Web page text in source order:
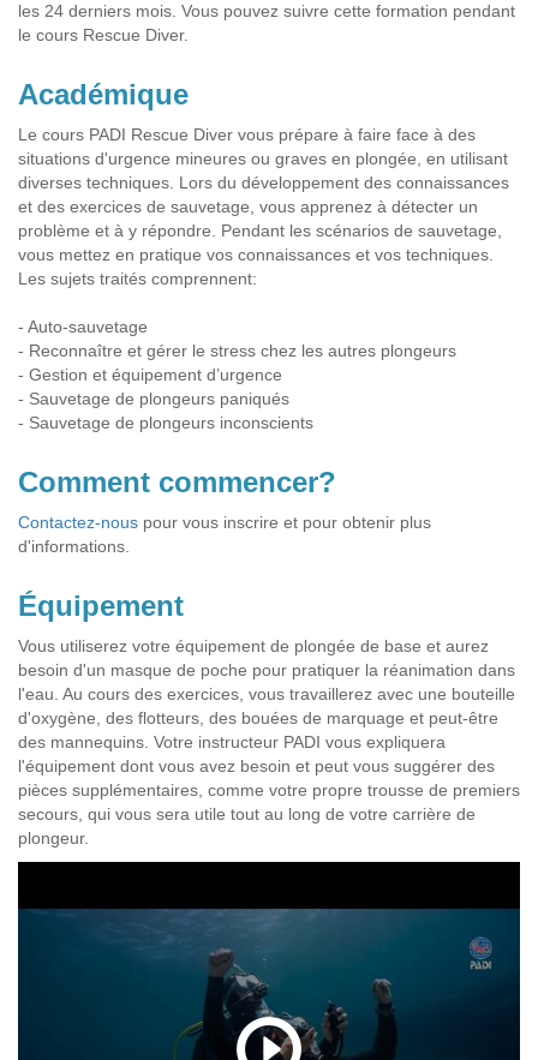
les 24 derniers mois. Vous pouvez suivre cette formation pendant
le cours Rescue Diver.
Académique
Le cours PADI Rescue Diver vous prépare à faire face à des
situations d'urgence mineures ou graves en plongée, en utilisant
diverses techniques. Lors du développement des connaissances
et des exercices de sauvetage, vous apprenez à détecter un
problème et à y répondre. Pendant les scénarios de sauvetage,
vous mettez en pratique vos connaissances et vos techniques.
Les sujets traités comprennent:
- Auto-sauvetage
- Reconnaître et gérer le stress chez les autres plongeurs
- Gestion et équipement d’urgence
- Sauvetage de plongeurs paniqués
- Sauvetage de plongeurs inconscients
Comment commencer?
Contactez-nous pour vous inscrire et pour obtenir plus
d'informations.
Équipement
Vous utiliserez votre équipement de plongée de base et aurez
besoin d'un masque de poche pour pratiquer la réanimation dans
l'eau. Au cours des exercices, vous travaillerez avec une bouteille
d'oxygène, des flotteurs, des bouées de marquage et peut-être
des mannequins. Votre instructeur PADI vous expliquera
l'équipement dont vous avez besoin et peut vous suggérer des
pièces supplémentaires, comme votre propre trousse de premiers
secours, qui vous sera utile tout au long de votre carrière de
plongeur.